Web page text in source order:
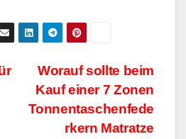
Worauf sollte beim
Kauf einer 7 Zonen
Tonnentaschenfede
rkern Matratze